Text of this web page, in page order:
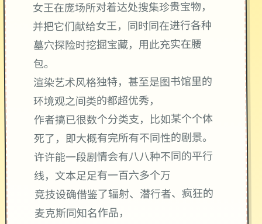
女王在庞场所对着达处搜集珍贵宝物，
并把它们献给女王，同时同在进行各种
墓穴探险时挖掘宝藏，用此充实在腰
包。
渲染艺术风格独特，甚至是图书馆里的
环境观之间类的都超优秀，
作者搞已很数个分类支，比如某个个体
死了，即大概有完所有不同性的剧景。
许许能一段剧情会有八八种不同的平行
线，文本足足有一百六多个万
竞技设确借鉴了辐射、潜行者、疯狂的
麦克斯同知名作品，